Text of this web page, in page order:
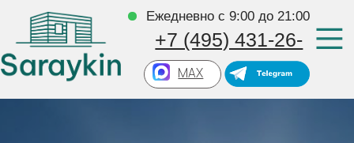
Ежедневно с 9:00 до 21:00
+7 (495) 431-26-
16